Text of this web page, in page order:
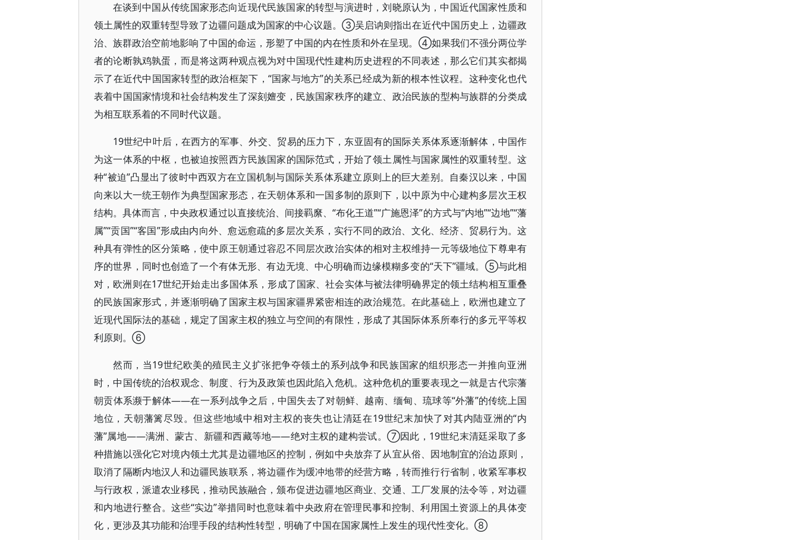
在谈到中国从传统国家形态向近现代民族国家的转型与演进时，刘晓原认为，中国近代国家性质和
领土属性的双重转型导致了边疆问题成为国家的中心议题。③吴启讷则指出在近代中国历史上，边疆政
治、族群政治空前地影响了中国的命运，形塑了中国的内在性质和外在呈现。④如果我们不强分两位学
者的论断孰鸡孰蛋，而是将这两种观点视为对中国现代性建构历史进程的不同表述，那么它们其实都揭
示了在近代中国国家转型的政治框架下，“国家与地方”的关系已经成为新的根本性议程。这种变化也代
表着中国国家情境和社会结构发生了深刻嬗变，民族国家秩序的建立、政治民族的型构与族群的分类成
为相互联系着的不同时代议题。
19世纪中叶后，在西方的军事、外交、贸易的压力下，东亚固有的国际关系体系逐渐解体，中国作
为这一体系的中枢，也被迫按照西方民族国家的国际范式，开始了领土属性与国家属性的双重转型。这
种“被迫”凸显出了彼时中西双方在立国机制与国际关系体系建立原则上的巨大差别。自秦汉以来，中国
向来以大一统王朝作为典型国家形态，在天朝体系和一国多制的原则下，以中原为中心建构多层次王权
结构。具体而言，中央政权通过以直接统治、间接羁縻、“布化王道”“广施恩泽”的方式与“内地”“边地”“藩
属”“贡国”“客国”形成由内向外、愈远愈疏的多层次关系，实行不同的政治、文化、经济、贸易行为。这
种具有弹性的区分策略，使中原王朝通过容忍不同层次政治实体的相对主权维持一元等级地位下尊卑有
序的世界，同时也创造了一个有体无形、有边无境、中心明确而边缘模糊多变的“天下”疆域。⑤与此相
对，欧洲则在17世纪开始走出多国体系，形成了国家、社会实体与被法律明确界定的领土结构相互重叠
的民族国家形式，并逐渐明确了国家主权与国家疆界紧密相连的政治规范。在此基础上，欧洲也建立了
近现代国际法的基础，规定了国家主权的独立与空间的有限性，形成了其国际体系所奉行的多元平等权
利原则。⑥
然而，当19世纪欧美的殖民主义扩张把争夺领土的系列战争和民族国家的组织形态一并推向亚洲
时，中国传统的治权观念、制度、行为及政策也因此陷入危机。这种危机的重要表现之一就是古代宗藩
朝贡体系濒于解体——在一系列战争之后，中国失去了对朝鲜、越南、缅甸、琉球等“外藩”的传统上国
地位，天朝藩篱尽毁。但这些地域中相对主权的丧失也让清廷在19世纪末加快了对其内陆亚洲的“内
藩”属地——满洲、蒙古、新疆和西藏等地——绝对主权的建构尝试。⑦因此，19世纪末清廷采取了多
种措施以强化它对境内领土尤其是边疆地区的控制，例如中央放弃了从宜从俗、因地制宜的治边原则，
取消了隔断内地汉人和边疆民族联系，将边疆作为缓冲地带的经营方略，转而推行行省制，收紧军事权
与行政权，派遣农业移民，推动民族融合，颁布促进边疆地区商业、交通、工厂发展的法令等，对边疆
和内地进行整合。这些“实边”举措同时也意味着中央政府在管理民事和控制、利用国土资源上的具体变
化，更涉及其功能和治理手段的结构性转型，明确了中国在国家属性上发生的现代性变化。⑧